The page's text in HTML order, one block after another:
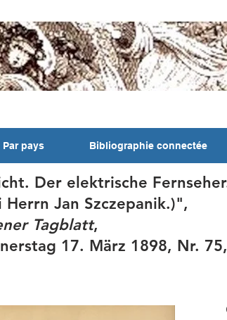
Par pays Bibliographie connectée
Der elektrische
Herrn Jan Szczepanik.)",
Tagblatt,
17. März 1898, Nr. 75,